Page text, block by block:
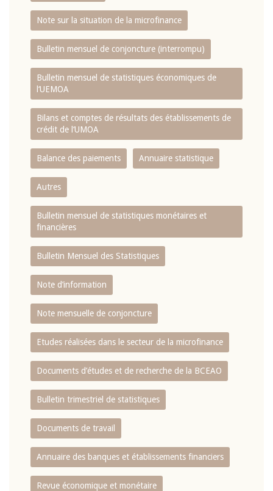
Note sur la situation de la microfinance
Bulletin mensuel de conjoncture (interrompu)
Bulletin mensuel de statistiques économiques de
l‘UEMOA
Bilans et comptes de résultats des établissements de
crédit de l‘UMOA
Balance des paiements Annuaire statistique
Autres
Bulletin mensuel de statistiques monétaires et
financières
Bulletin Mensuel des Statistiques
Note d’information
Note mensuelle de conjoncture
Etudes réalisées dans le secteur de la microfinance
Documents d’études et de recherche de la BCEAO
Bulletin trimestriel de statistiques
Documents de travail
Annuaire des banques et établissements financiers
Revue économique et monétaire